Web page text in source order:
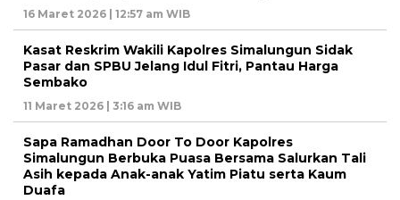
16 Maret 2026 | 12:57 am WIB
Kasat Reskrim Wakili Kapolres Simalungun Sidak
Pasar dan SPBU Jelang Idul Fitri, Pantau Harga
Sembako
11 Maret 2026 | 3:16 am WIB
Sapa Ramadhan Door To Door Kapolres
Simalungun Berbuka Puasa Bersama Salurkan Tali
Asih kepada Anak-anak Yatim Piatu serta Kaum
Duafa